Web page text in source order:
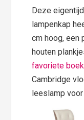
Deze
lampenkap
cm hoog, een
houten
favoriete
Cambridge
leeslamp